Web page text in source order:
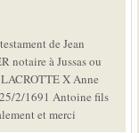
de Jean
notaire à Jussas ou
X Anne
2/1691 Antoine fils
et merci